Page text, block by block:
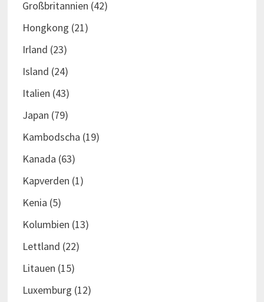
Großbritannien (42)
Hongkong (21)
Irland (23)
Island (24)
Italien (43)
Japan (79)
Kambodscha (19)
Kanada (63)
Kapverden (1)
Kenia (5)
Kolumbien (13)
Lettland (22)
Litauen (15)
Luxemburg (12)